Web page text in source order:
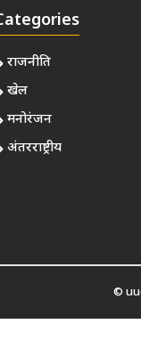
राजनीति
खेल
मनोरंजन
अंतरराष्ट्रीय
©